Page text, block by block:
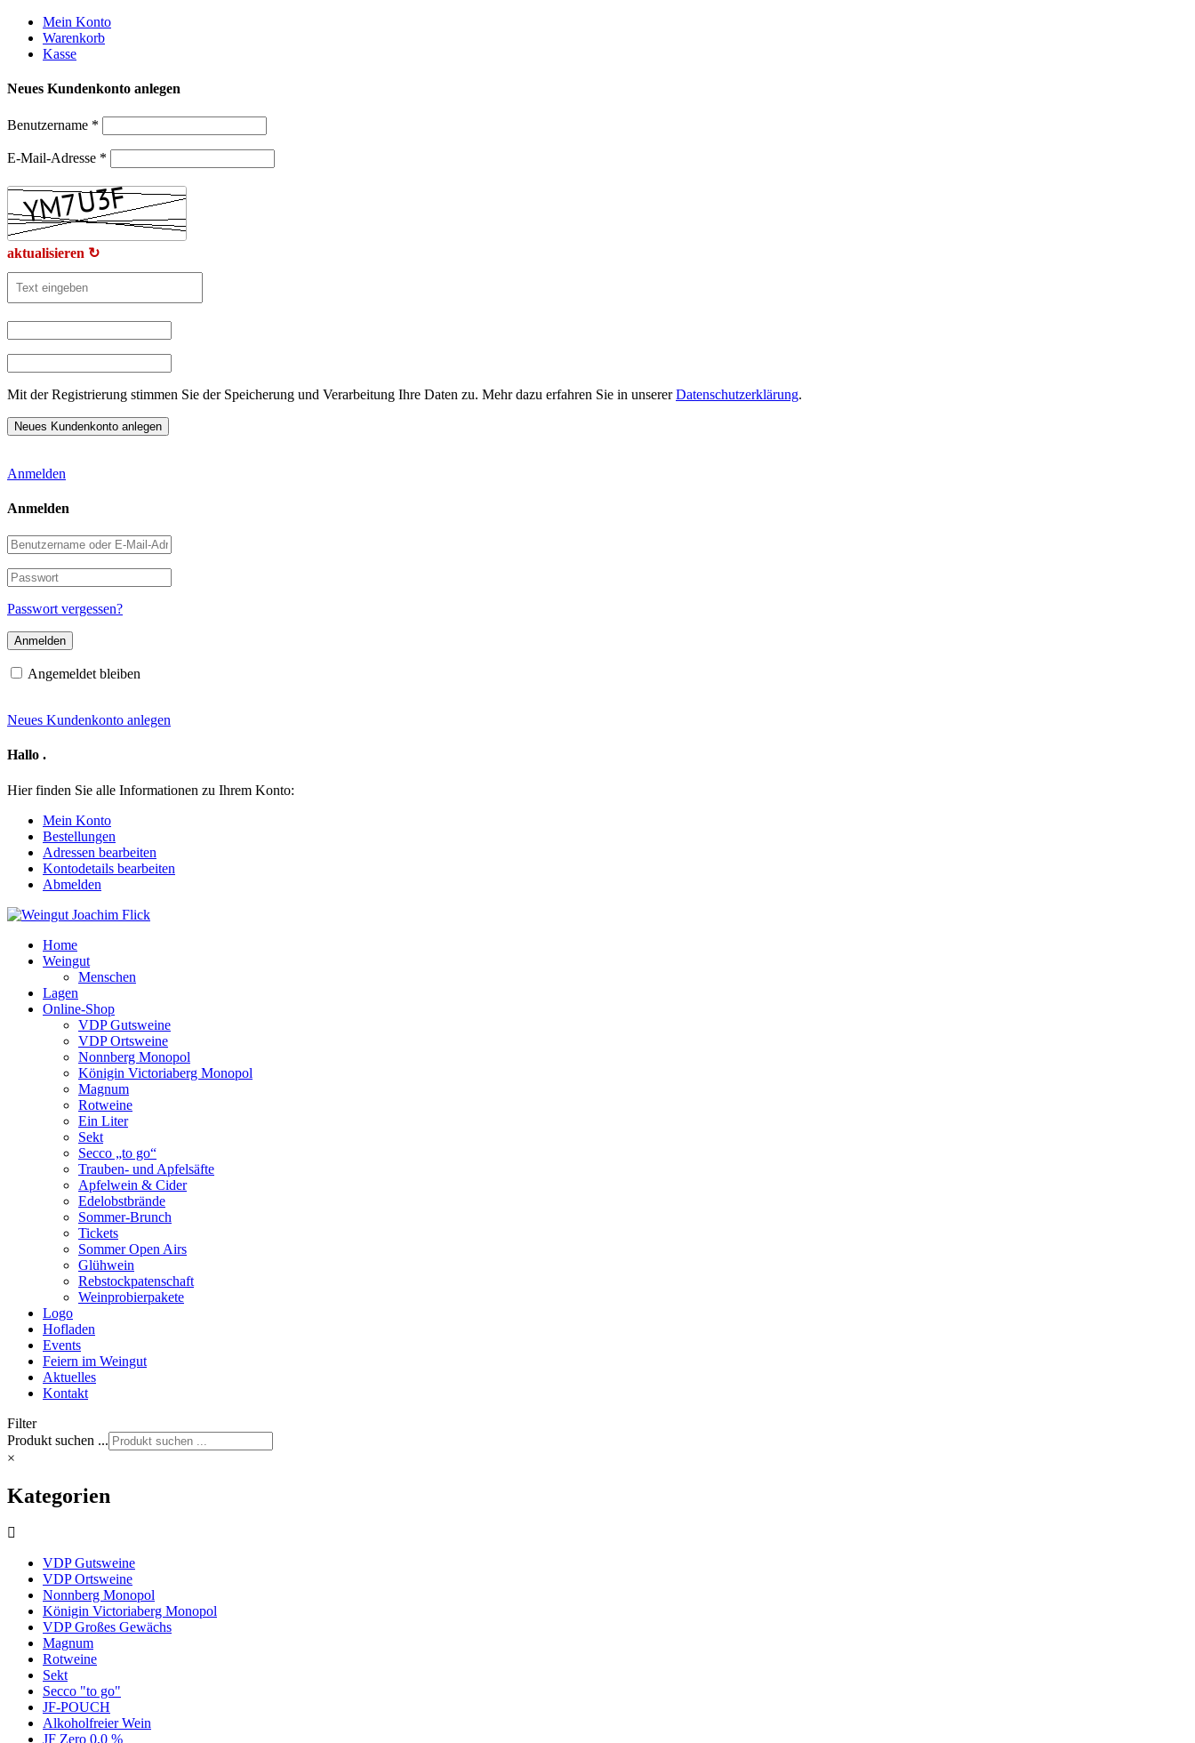
Weiter
zum
Inhalt
Mein Konto
Warenkorb
Kasse
Neues Kundenkonto anlegen
Benutzername *
E-Mail-Adresse *
aktualisieren ↻
Mit der Registrierung stimmen Sie der Speicherung und Verarbeitung Ihre Daten zu. Mehr dazu erfahren Sie in unsererDatenschutzerklärung.
Anmelden
Anmelden
Benutzername
oder
E-
Mail-
Adresse
Passwort
Passwort vergessen?
Angemeldet bleiben
Neues Kundenkonto anlegen
Hallo .
Hier finden Sie alle Informationen zu Ihrem Konto:
Mein Konto
Bestellungen
Adressen bearbeiten
Kontodetails bearbeiten
Abmelden
Home
Weingut
Menschen
Lagen
Online-Shop
VDP Gutsweine
VDP Ortsweine
Nonnberg Monopol
Königin Victoriaberg Monopol
Magnum
Rotweine
Ein Liter
Sekt
Secco „to go“
Trauben- und Apfelsäfte
Apfelwein & Cider
Edelobstbrände
Sommer-Brunch
Tickets
Sommer Open Airs
Glühwein
Rebstockpatenschaft
Weinprobierpakete
Logo
Hofladen
Events
Feiern im Weingut
Aktuelles
Kontakt
Filter
Produkt suchen ...
×
Kategorien
VDP Gutsweine
VDP Ortsweine
Nonnberg Monopol
Königin Victoriaberg Monopol
VDP Großes Gewächs
Magnum
Rotweine
Sekt
Secco "to go"
JF-POUCH
Alkoholfreier Wein
JF Zero 0,0 %